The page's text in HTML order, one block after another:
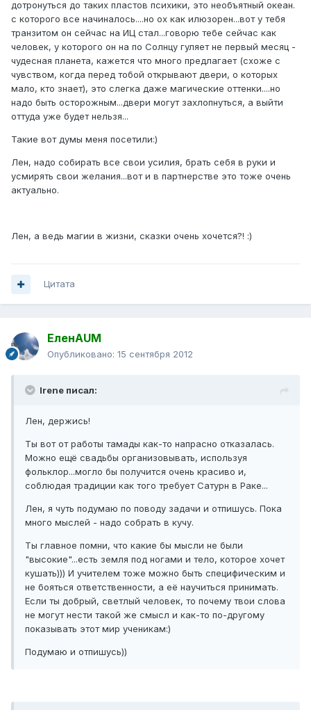
дотронуться до таких пластов психики, это необъятный океан.
с которого все начиналось....но ох как илюзорен...вот у тебя
транзитом он сейчас на ИЦ стал...говорю тебе сейчас как
человек, у которого он на по Солнцу гуляет не первый месяц -
чудесная планета, кажется что много предлагает (схоже с
чувством, когда перед тобой открывают двери, о которых
мало, кто знает), это слегка даже магические оттенки....но
надо быть осторожным...двери могут захлопнуться, а выйти
оттуда уже будет нельзя...
Такие вот думы меня посетили:)
Лен, надо собирать все свои усилия, брать себя в руки и
усмирять свои желания...вот и в партнерстве это тоже очень
актуально.
Лен, а ведь магии в жизни, сказки очень хочется?! :)
Цитата
ЕленAUM
Опубликовано: 15 сентября 2012
Irene писал:
Лен, держись!
Ты вот от работы тамады как-то напрасно отказалась.
Можно ещё свадьбы организовывать, используя
фольклор...могло бы получится очень красиво и,
соблюдая традиции как того требует Сатурн в Раке...
Лен, я чуть подумаю по поводу задачи и отпишусь. Пока
много мыслей - надо собрать в кучу.
Ты главное помни, что какие бы мысли не были
"высокие"...есть земля под ногами и тело, которое хочет
кушать))) И учителем тоже можно быть специфическим и
не бояться ответственности, а её научиться принимать.
Если ты добрый, светлый человек, то почему твои слова
не могут нести такой же смысл и как-то по-другому
показывать этот мир ученикам:)
Подумаю и отпишусь))